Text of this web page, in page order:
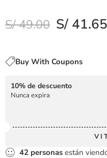
S/49.00 S/ 41.65
Buy With Coupons
10% de descuento
Nunca expira
42 personas están